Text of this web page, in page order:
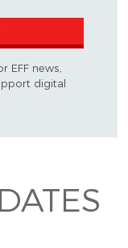
EFF news,
digital